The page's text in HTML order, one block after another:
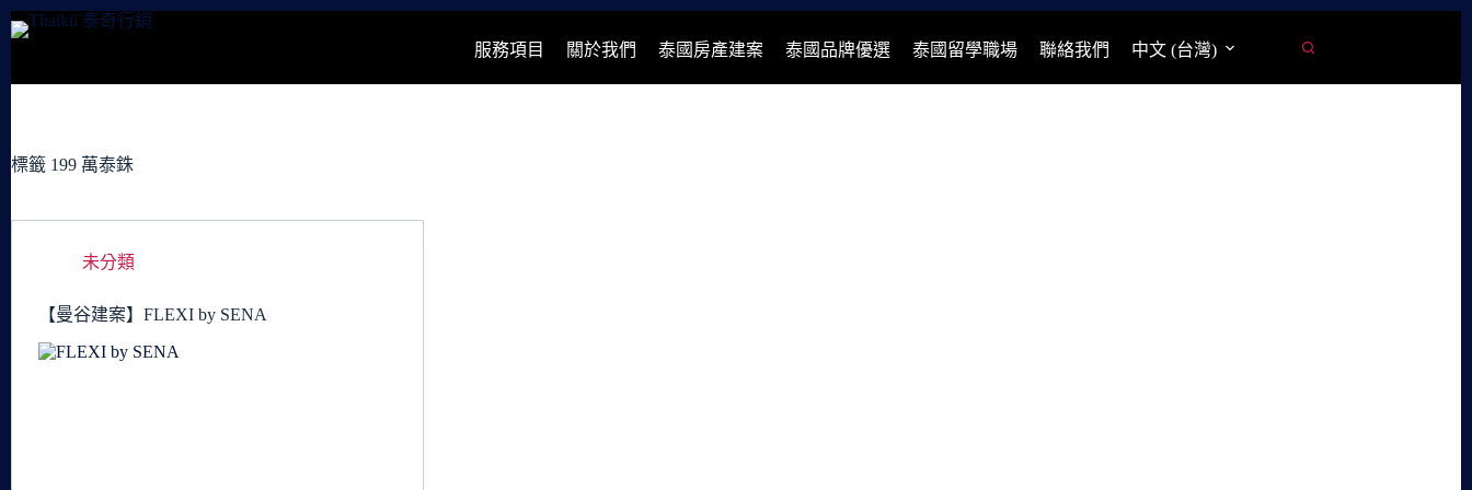
跳
容
服務項目 關於我們 泰國房產建案 泰國品牌優選 泰國留學職場 聯絡我們 中文 (台灣)
標籤 199 萬泰銖
未分類
【曼谷建案】FLEXI by SENA